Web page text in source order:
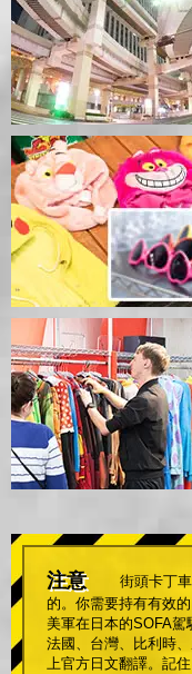
注意
街頭卡丁
的。你需要持有有效
美軍在日本的SOFA駕
法國、台灣、比利時
上官方日文翻譯。記